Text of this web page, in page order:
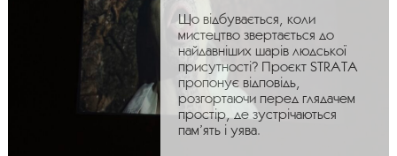
Що відбувається, коли
мистецтво звертається до
найдавніших шарів людської
присутності? Проєкт STRATA
пропонує відповідь,
розгортаючи перед глядачем
простір, де зустрічаються
пам’ять і уява.